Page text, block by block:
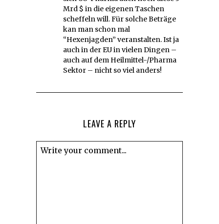
Mrd $ in die eigenen Taschen
scheffeln will. Für solche Beträge
kan man schon mal
“Hexenjagden” veranstalten. Ist ja
auch in der EU in vielen Dingen –
auch auf dem Heilmittel-/Pharma
Sektor – nicht so viel anders!
LEAVE A REPLY